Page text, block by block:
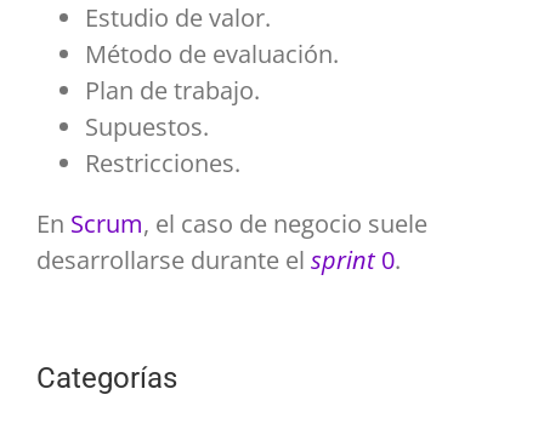
Estudio de valor.
Método de evaluación.
Plan de trabajo.
Supuestos.
Restricciones.
En Scrum, el caso de negocio suele
desarrollarse durante el sprint0.
Categorías